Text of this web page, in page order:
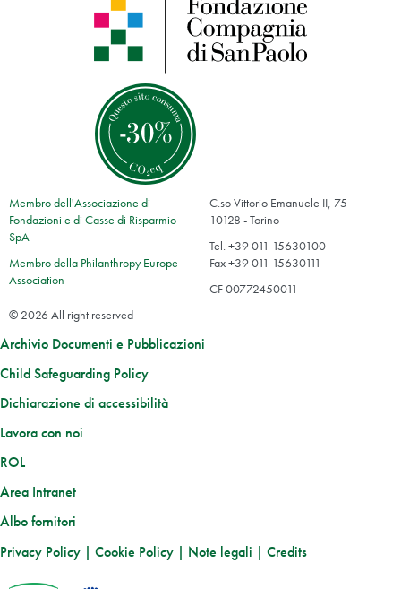
Membro dell'Associazione di
Fondazioni e di Casse di Risparmio
SpA
Membro della Philanthropy Europe
Association
C.so Vittorio Emanuele II, 75
10128 - Torino
Tel. +39 011 15630100
Fax +39 011 15630111
CF 00772450011
© 2026 All right reserved
Archivio Documenti e Pubblicazioni
Child Safeguarding Policy
Dichiarazione di accessibilità
Lavora con noi
ROL
Area Intranet
Albo fornitori
Privacy Policy | Cookie Policy | Note legali | Credits